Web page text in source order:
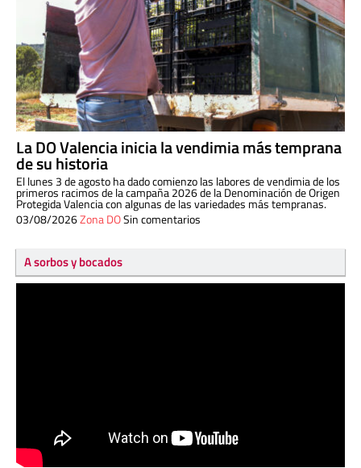
La DO Valencia inicia la vendimia más temprana
de su historia
El lunes 3 de agosto ha dado comienzo las labores de vendimia de los
primeros racimos de la campaña 2026 de la Denominación de Origen
Protegida Valencia con algunas de las variedades más tempranas.
03/08/2026Zona DOSin comentarios
A sorbos y bocados